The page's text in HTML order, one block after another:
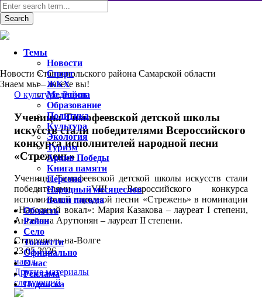
Новости Ставропольского района Самарской области
Знаем мы – знаете вы!
О культуре,Район
Ученицы Тимофеевской детской школы
искусств стали победителями Всероссийского
конкурса исполнителей народной песни
«Стрежень»
Ученицы Тимофеевской детской школы искусств стали
победителями VIII Всероссийского конкурса
исполнителей народной песни «Стрежень» в номинации
«Народный вокал»: Мария Казакова – лауреат I степени,
Ангелина Арутюнян – лауреат II степени.
Ставрополь-на-Волге
23.05.2026
назад
Другие материалы
следующий
Темы
Новости
Спорт
ЖКХ
Медицина
Образование
Политика
Культура
Экология
Туризм
Архив Победы
Книга памяти
Персона
Народный месяцеслов
Ваши письма
Область
Район
Село
Тольятти
Официально
О нас
Реклама
Подписка